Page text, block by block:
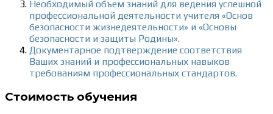
Необходимый объем знаний для ведения успешной
профессиональной деятельности учителя «Основ
безопасности жизнедеятельности» и «Основы
безопасности и защиты Родины».
Документарное подтверждение соответствия
Ваших знаний и профессиональных навыков
требованиям профессиональных стандартов.
Стоимость обучения